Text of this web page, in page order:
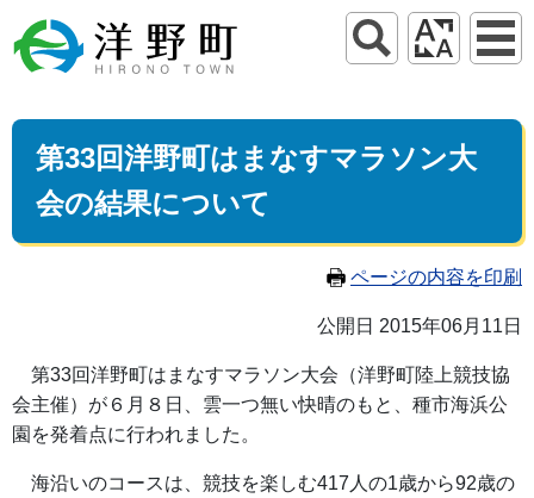
第33回洋野町はまなすマラソン大
会の結果について
ページの内容を印刷
公開日 2015年06月11日
第33回洋野町はまなすマラソン大会（洋野町陸上競技協
会主催）が６月８日、雲一つ無い快晴のもと、種市海浜公
園を発着点に行われました。
海沿いのコースは、競技を楽しむ417人の1歳から92歳の